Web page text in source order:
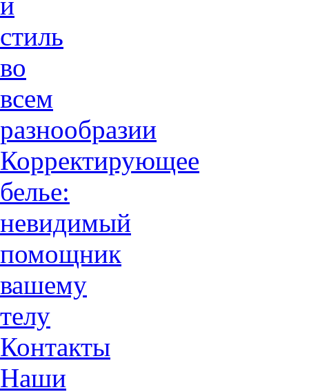
стиль
во
всем
разнообразии
Корректирующее
белье:
невидимый
помощник
вашему
телу
Контакты
Наши